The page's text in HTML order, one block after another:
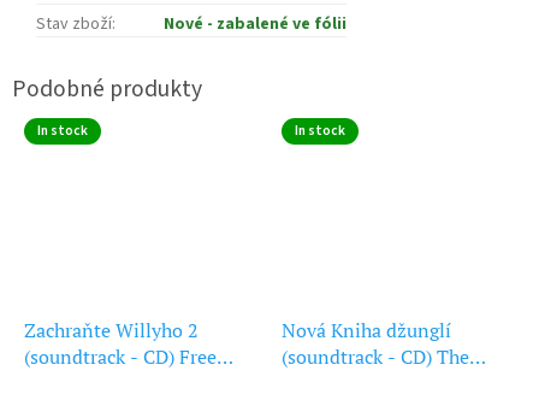
Stav zboží: Nové - zabalené ve fólii
In stock
Zachraňte Willyho 2
(soundtrack - CD) Free
In stock
Nová Kniha džunglí
(soundtrack - CD) The